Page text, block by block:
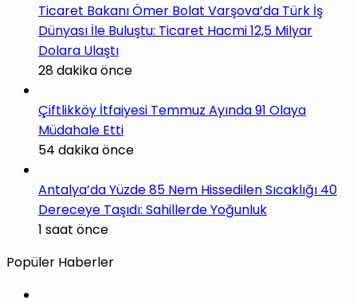
Ticaret Bakanı Ömer Bolat Varşova’da Türk İş
Dünyası İle Buluştu: Ticaret Hacmi 12,5 Milyar
Dolara Ulaştı
28 dakika önce
Çiftlikköy İtfaiyesi Temmuz Ayında 91 Olaya
Müdahale Etti
54 dakika önce
Antalya’da Yüzde 85 Nem Hissedilen Sıcaklığı 40
Dereceye Taşıdı: Sahillerde Yoğunluk
1 saat önce
Popüler Haberler